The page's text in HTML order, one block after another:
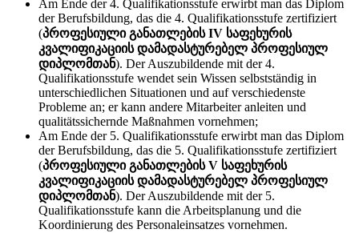
Am Ende der 4. Qualifikationsstufe erwirbt man das Diplom
der Berufsbildung, das die 4. Qualifikationsstufe zertifiziert
(პროფესიული განათლების IV საფეხურის
კვალიფიკაციის დამადასტურებელ პროფესიულ
დიპლომთან). Der Auszubildende mit der 4.
Qualifikationsstufe wendet sein Wissen selbstständig in
unterschiedlichen Situationen und auf verschiedenste
Probleme an; er kann andere Mitarbeiter anleiten und
qualitätssichernde Maßnahmen vornehmen;
Am Ende der 5. Qualifikationsstufe erwirbt man das Diplom
der Berufsbildung, das die 5. Qualifikationsstufe zertifiziert
(პროფესიული განათლების V საფეხურის
კვალიფიკაციის დამადასტურებელ პროფესიულ
დიპლომთან). Der Auszubildende mit der 5.
Qualifikationsstufe kann die Arbeitsplanung und die
Koordinierung des Personaleinsatzes vornehmen.